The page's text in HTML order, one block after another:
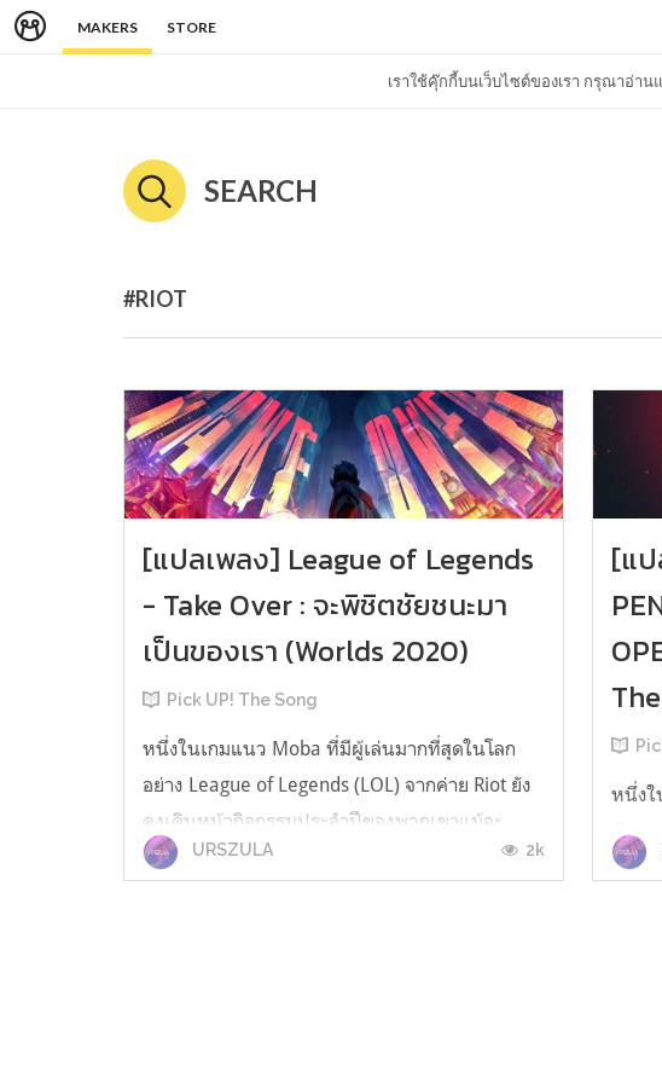
MAKERS STORE
เราใช้คุ๊กกี้บนเว็บไซต์ของเรา กรุณาอ่าน
SEARCH
#RIOT
[แปลเพลง] League of Legends
- Take Over : จะพิชิตชัยชนะมา
เป็นของเรา (Worlds 2020)
Pick UP! The Song
หนึ่งในเกมแนว Moba ที่มีผู้เล่นมากที่สุดในโลก
อย่าง League of Legends (LOL) จากค่าย Riot ยัง
คงเดินหน้ากิจกรรมประจำปีของพวกเขาแม้จะ
เผชิญกับสถานการณ์ COVID-19 แต่งานแข่งขัน
URSZULA 2k
[แป
หนึ่งใ
ต้อง
มอง
แบบ